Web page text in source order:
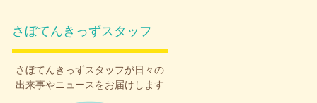
さぼてんきっずスタッフ
さぼてんきっずスタッフが日々の
出来事やニュースをお届けします